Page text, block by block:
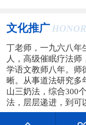
文化推广
丁老师，一九六八年
人，高级催眠疗法
学语文教师八年。师
晰。从事道法研究多
山三奶法，综合300
法，层层递进，到可